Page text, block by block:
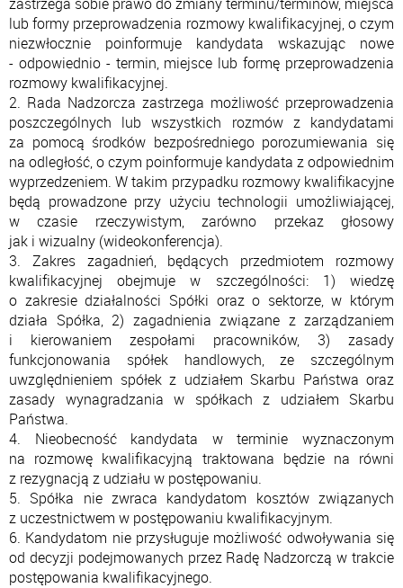
lub formy przeprowadzenia rozmowy kwalifikacyjnej, o czym
niezwłocznie poinformuje kandydata wskazując nowe
- odpowiednio - termin, miejsce lub formę przeprowadzenia
rozmowy kwalifikacyjnej.
2. Rada Nadzorcza zastrzega możliwość przeprowadzenia
poszczególnych lub wszystkich rozmów z kandydatami
za pomocą środków bezpośredniego porozumiewania się
na odległość, o czym poinformuje kandydata z odpowiednim
wyprzedzeniem. W takim przypadku rozmowy kwalifikacyjne
będą prowadzone przy użyciu technologii umożliwiającej,
w czasie rzeczywistym, zarówno przekaz głosowy
jak i wizualny (wideokonferencja).
3. Zakres zagadnień, będących przedmiotem rozmowy
kwalifikacyjnej obejmuje w szczególności: 1) wiedzę
o zakresie działalności Spółki oraz o sektorze, w którym
działa Spółka, 2) zagadnienia związane z zarządzaniem
i kierowaniem zespołami pracowników, 3) zasady
funkcjonowania spółek handlowych, ze szczególnym
uwzględnieniem spółek z udziałem Skarbu Państwa oraz
zasady wynagradzania w spółkach z udziałem Skarbu
Państwa.
4. Nieobecność kandydata w terminie wyznaczonym
na rozmowę kwalifikacyjną traktowana będzie na równi
z rezygnacją z udziału w postępowaniu.
5. Spółka nie zwraca kandydatom kosztów związanych
z uczestnictwem w postępowaniu kwalifikacyjnym.
6. Kandydatom nie przysługuje możliwość odwoływania się
od decyzji podejmowanych przez Radę Nadzorczą w trakcie
postępowania kwalifikacyjnego.